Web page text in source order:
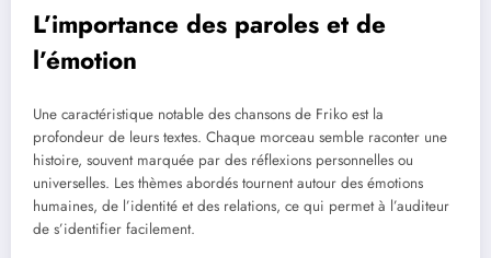
L’importance des paroles et de
l’émotion
Une caractéristique notable des chansons de Friko est la
profondeur de leurs textes. Chaque morceau semble raconter une
histoire, souvent marquée par des réflexions personnelles ou
universelles. Les thèmes abordés tournent autour des émotions
humaines, de l’identité et des relations, ce qui permet à l’auditeur
de s’identifier facilement.